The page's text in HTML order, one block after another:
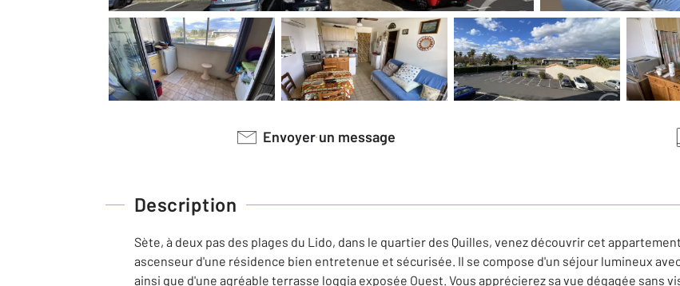
Envoyer un message
Description
Sète, à deux pas des plages du Lido, dans le quartier des Quilles, venez découvrir cet
ascenseur d'une résidence bien entretenue et sécurisée. Il se compose d'un séjour lumineux
ainsi que d'une agréable terrasse loggia exposée Ouest. Vous apprécierez sa vue dégagée sans